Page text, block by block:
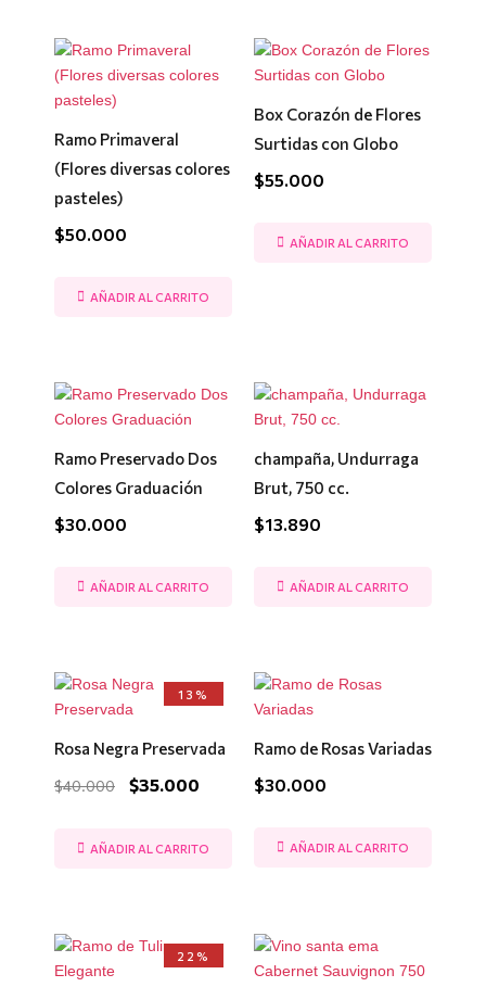
Ramo Primaveral
(Flores diversas colores
pasteles)
$50.000
AÑADIR AL CARRITO
Box Corazón de Flores
Surtidas con Globo
$55.000
AÑADIR AL CARRITO
Ramo Preservado Dos
Colores Graduación
$30.000
AÑADIR AL CARRITO
champaña, Undurraga
Brut, 750 cc.
$13.890
AÑADIR AL CARRITO
13%
Rosa Negra Preservada
$40.000
El
precio
era:
$35.000
El
precio
es:
AÑADIR AL CARRITO
Ramo de Rosas Variadas
$30.000
AÑADIR AL CARRITO
22%
El
precio
El
precio